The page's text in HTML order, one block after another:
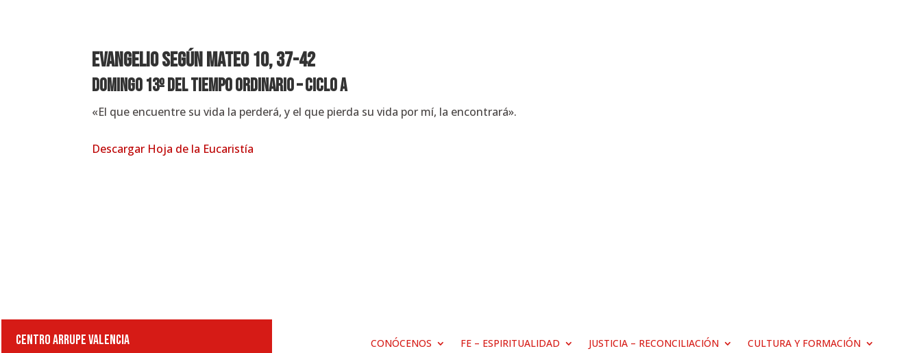
EVANGELIO SEGÚNMateo 10, 37-42
Domingo 13º del Tiempo Ordinario – Ciclo A
«El que encuentre su vida la perderá, y el que pierda su vida por mí, la encontrará».
Descargar Hoja de la Eucaristía
CENTRO ARRUPE VALENCIA CONÓCENOS FE – ESPIRITUALIDAD JUSTICIA – RECONCILIACIÓN CULTURA Y FORMACIÓN